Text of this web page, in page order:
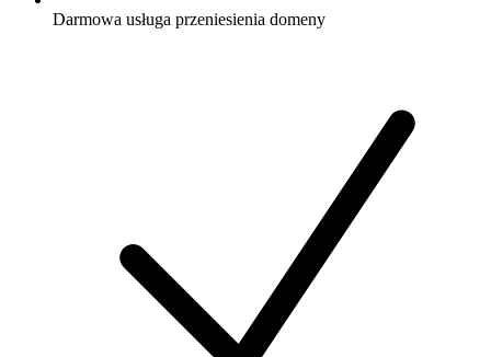
Darmowa usługa przeniesienia domeny